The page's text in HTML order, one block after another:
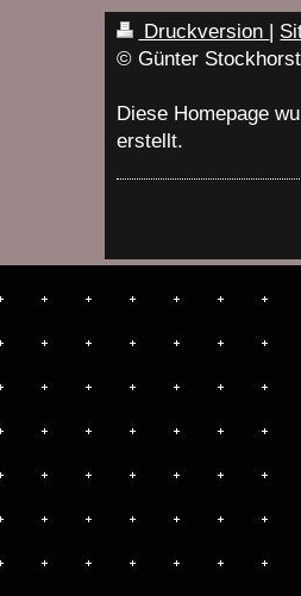
Druckversion |
© Günter Stockhorst
Diese Homepage
erstellt.